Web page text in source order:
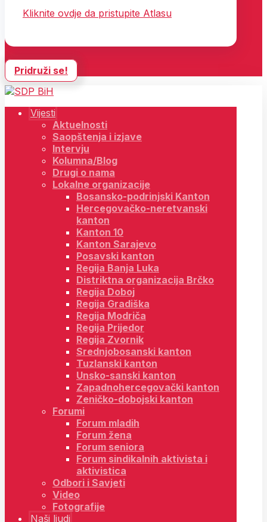
Kliknite ovdje da pristupite Atlasu
Pridruži se!
Vijesti
Aktuelnosti
Saopštenja i izjave
Intervju
Kolumna/Blog
Drugi o nama
Lokalne organizacije
Bosansko-podrinjski Kanton
Hercegovačko-neretvanski
kanton
Kanton 10
Kanton Sarajevo
Posavski kanton
Regija Banja Luka
Distriktna organizacija Brčko
Regija Doboj
Regija Gradiška
Regija Modriča
Regija Prijedor
Regija Zvornik
Srednjobosanski kanton
Tuzlanski kanton
Unsko-sanski kanton
Zapadnohercegovački kanton
Zeničko-dobojski kanton
Forumi
Forum mladih
Forum žena
Forum seniora
Forum sindikalnih aktivista i
aktivistica
Odbori i Savjeti
Video
Fotografije
Naši ljudi